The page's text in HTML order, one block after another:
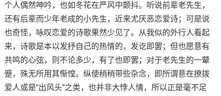
个人偶然呻吟，也如冬花在严风中颤抖。听说前辈老先生，
还有后辈而少年老成的小先生，近来尤厌恶恋爱诗；可是说
也奇怪，咏叹恋爱的诗歌果然少见了。从我似的外行人看起
来，诗歌是本以发抒自己的热情的，发讫即罢；但也愿意有
共鸣的心弦，则不论多少，有了也即罢；对于老先生的一颦
蹙，殊无所用其惭惶。纵使稍稍带些杂念，即所谓意在撩拨
爱人或是“出风头”之类，也并非大悖人情，所以正是毫不足